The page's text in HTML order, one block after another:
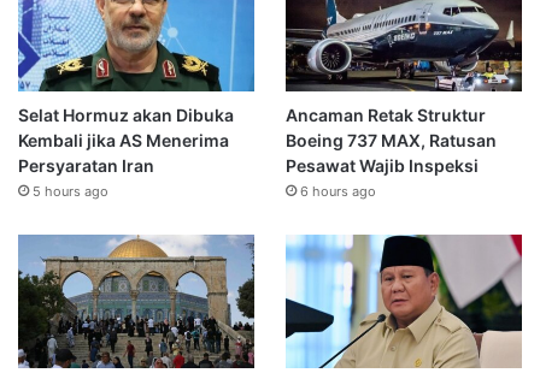
Selat Hormuz akan Dibuka
Kembali jika AS Menerima
Persyaratan Iran
5 hours ago
Ancaman Retak Struktur
Boeing 737 MAX, Ratusan
Pesawat Wajib Inspeksi
6 hours ago